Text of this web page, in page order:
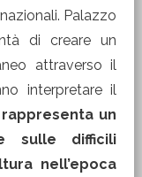
Palazzo
di creare un
attraverso il
interpretare il
un
sulle difficili
nell’epoca